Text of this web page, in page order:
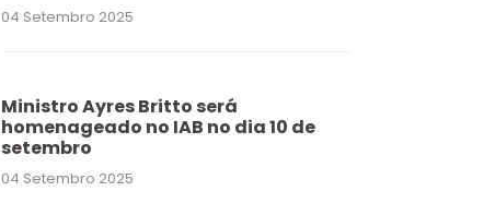
04 Setembro 2025
Ministro Ayres Britto será
homenageado no IAB no dia 10 de
setembro
04 Setembro 2025